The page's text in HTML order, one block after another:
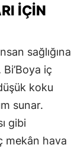
İÇIN
sağlığına
iç
koku
sunar.
gibi
mekân hava